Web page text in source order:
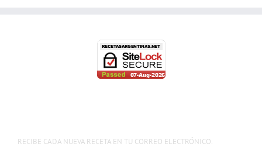
RECIBE CADA NUEVA RECETA EN TU CORREO ELECTRÓNICO.